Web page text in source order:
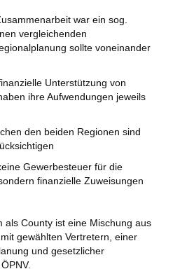
war ein sog.
vergleichenden
sollte voneinander
Unterstützung von
ihre Aufwendungen jeweils
den beiden Regionen sind
Gewerbesteuer für die
finanzielle Zuweisungen
als County ist eine Mischung aus
gewählten Vertretern, einer
und gesetzlicher